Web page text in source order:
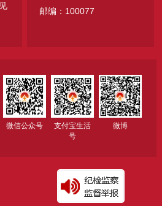
邮编：100077
微信公众号
支付宝生活
号
微博